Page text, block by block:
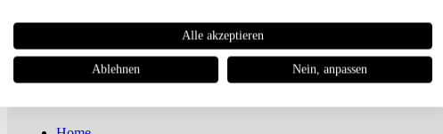
Newsletter
Alle akzeptieren
Ablehnen Nein, anpassen